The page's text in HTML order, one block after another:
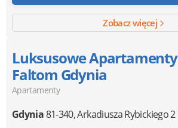
Zobacz więcej
Luksusowe Apartamenty
Faltom Gdynia
Apartamenty
Gdynia81-340,Arkadiusza Rybickiego 2